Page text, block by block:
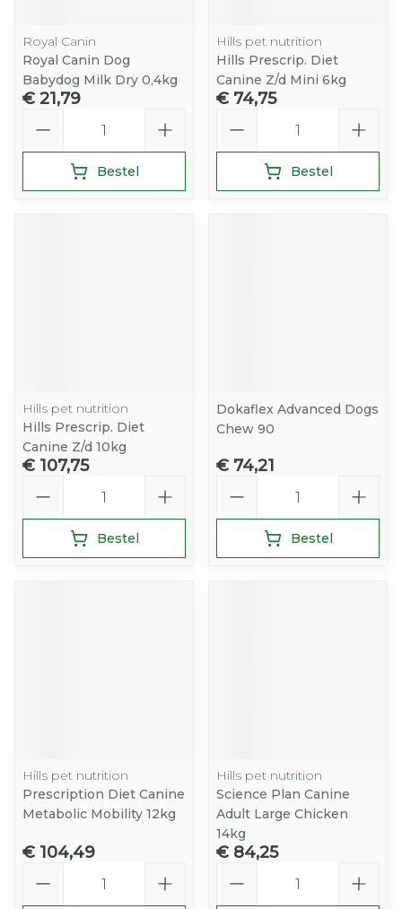
Royal Canin
Royal Canin Dog
Babydog Milk Dry 0,4kg
€ 21,79
Bestel
Hills pet nutrition
Hills Prescrip. Diet
Canine Z/d Mini 6kg
€ 74,75
Bestel
Hills pet nutrition
Hills Prescrip. Diet
Canine Z/d 10kg
€ 107,75
Bestel
Dokaflex Advanced Dogs
Chew 90
€ 74,21
Bestel
Hills pet nutrition
Prescription Diet Canine
Metabolic Mobility 12kg
€ 104,49
Hills pet nutrition
Science Plan Canine
Adult Large Chicken
14kg
€ 84,25